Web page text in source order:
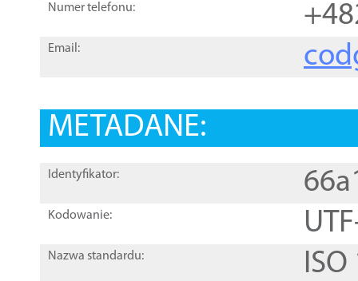
Numer telefonu:
Email:
METADANE:
Identyfikator:
Kodowanie:
Nazwa standardu: